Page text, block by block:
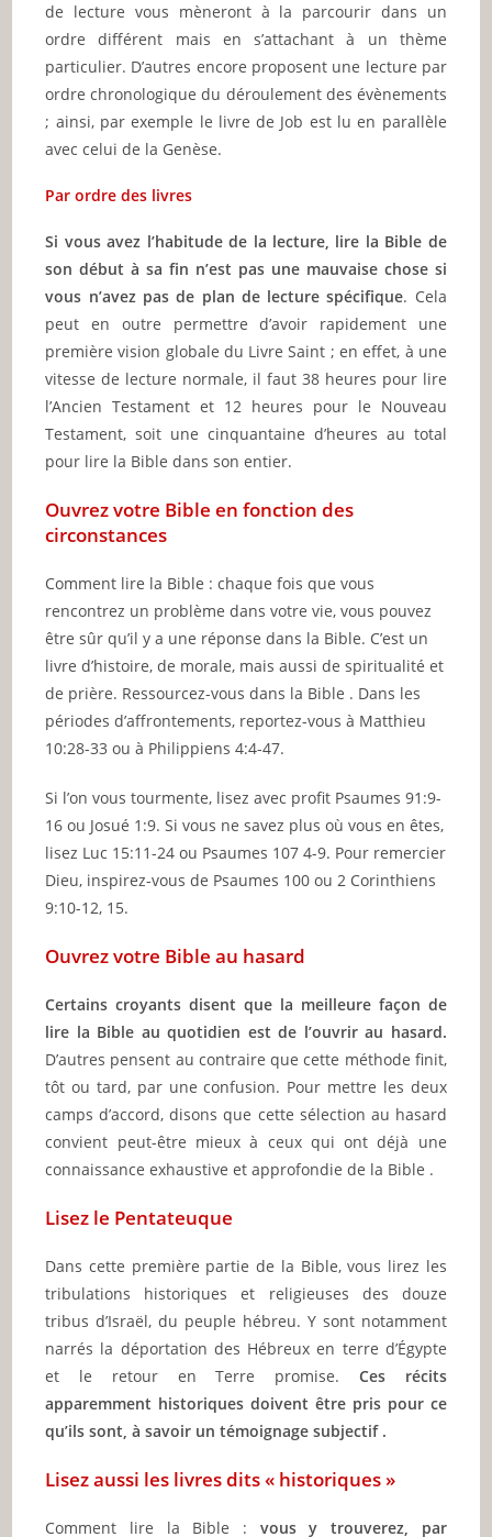
de lecture vous mèneront à la parcourir dans un
ordre différent mais en s’attachant à un thème
particulier. D’autres encore proposent une lecture par
ordre chronologique du déroulement des évènements
; ainsi, par exemple le livre de Job est lu en parallèle
avec celui de la Genèse.
Par ordre des livres
Si vous avez l’habitude de la lecture, lire la Bible de
son début à sa fin n’est pas une mauvaise chose si
vous n’avez pas de plan de lecture spécifique. Cela
peut en outre permettre d’avoir rapidement une
première vision globale du Livre Saint ; en effet, à une
vitesse de lecture normale, il faut 38 heures pour lire
l’Ancien Testament et 12 heures pour le Nouveau
Testament, soit une cinquantaine d’heures au total
pour lire la Bible dans son entier.
Ouvrez votre Bible en fonction des
circonstances
Comment lire la Bible : chaque fois que vous
rencontrez un problème dans votre vie, vous pouvez
être sûr qu’il y a une réponse dans la Bible. C’est un
livre d’histoire, de morale, mais aussi de spiritualité et
de prière. Ressourcez-vous dans la Bible . Dans les
périodes d’affrontements, reportez-vous à Matthieu
10:28-33 ou à Philippiens 4:4-47.
Si l’on vous tourmente, lisez avec profit Psaumes 91:9-
16 ou Josué 1:9. Si vous ne savez plus où vous en êtes,
lisez Luc 15:11-24 ou Psaumes 107 4-9. Pour remercier
Dieu, inspirez-vous de Psaumes 100 ou 2 Corinthiens
9:10-12, 15.
Ouvrez votre Bible au hasard
Certains croyants disent que la meilleure façon de
lire la Bible au quotidien est de l’ouvrir au hasard.
D’autres pensent au contraire que cette méthode finit,
tôt ou tard, par une confusion. Pour mettre les deux
camps d’accord, disons que cette sélection au hasard
convient peut-être mieux à ceux qui ont déjà une
connaissance exhaustive et approfondie de la Bible .
Lisez le Pentateuque
Dans cette première partie de la Bible, vous lirez les
tribulations historiques et religieuses des douze
tribus d’Israël, du peuple hébreu. Y sont notamment
narrés la déportation des Hébreux en terre d’Égypte
et le retour en Terre promise. Ces récits
apparemment historiques doivent être pris pour ce
qu’ils sont, à savoir un témoignage subjectif .
Lisez aussi les livres dits « historiques »
Comment lire la Bible : vous y trouverez, par